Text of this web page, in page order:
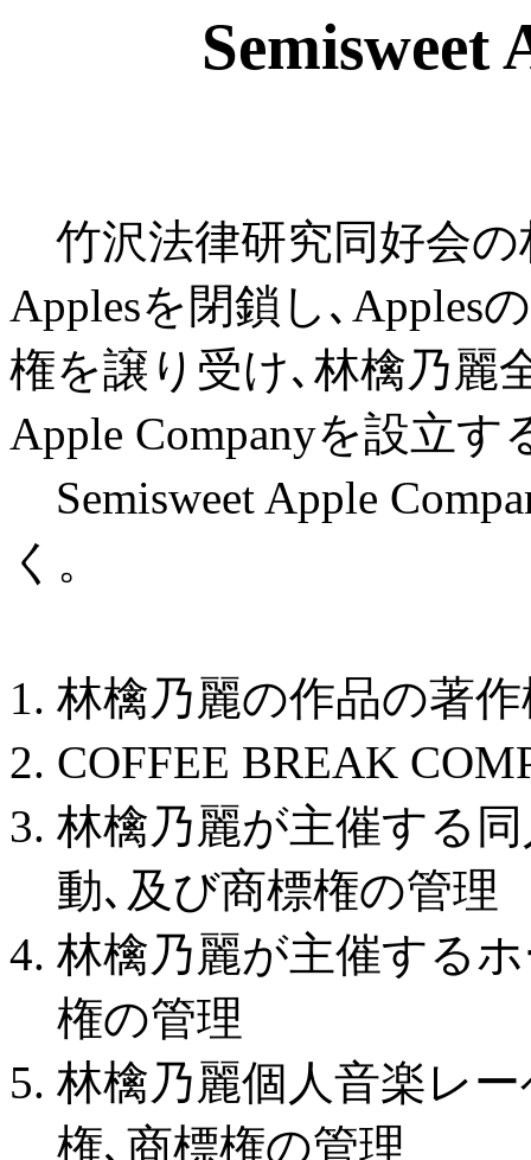
Semisweet
竹沢法律研究同好会の
Applesを閉鎖し､Apples
権を譲り受け､林檎乃麗
Apple Companyを設立す
Semisweet Apple
く。
林檎乃麗の作品の著
COFFEE BREAK
林檎乃麗が主催する
動､及び商標権の管理
林檎乃麗が主催する
権の管理
林檎乃麗個人音楽レ
権､商標権の管理